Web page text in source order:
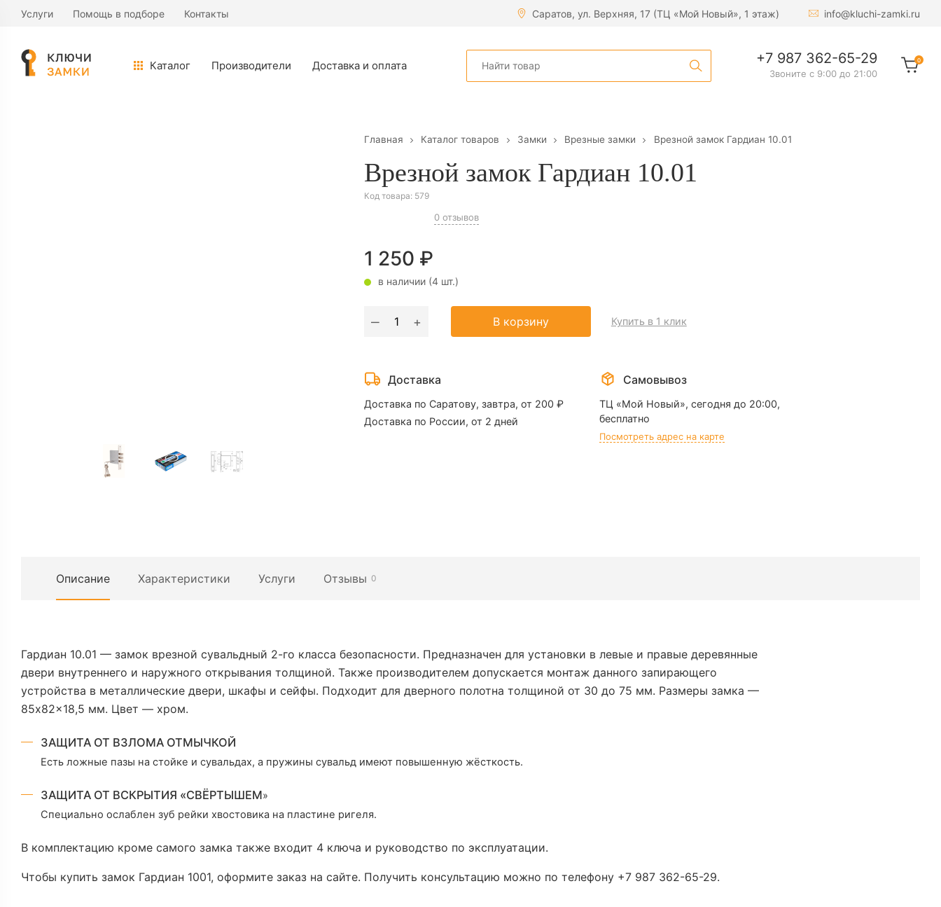
Услуги Помощь в подборе Контакты Саратов, ул. Верхняя, 17 (ТЦ «Мой Новый», 1 этаж) info@kluchi-zamki.ru
Каталог Производители Доставка и оплата +7 987 362-65-29
Звоните с 9:00 до 21:00
0
Главная Каталог товаров Замки Врезные замки Врезной замок Гардиан 10.01
Врезной замок Гардиан 10.01
Код товара: 579
0 отзывов
1 250 ₽
в наличии (4 шт.)
‒
Количество
Гардиан
+ В корзину Купить в 1 клик
Доставка
Доставка по Саратову, завтра, от 200 ₽
Доставка по России, от 2 дней
Самовывоз
ТЦ «Мой Новый», сегодня до 20:00,
бесплатно
Посмотреть адрес на карте
Описание Характеристики Услуги Отзывы 0
Гардиан 10.01 — замок врезной сувальдный 2-го класса безопасности. Предназначен для установки в левые и правые деревянные
двери внутреннего и наружного открывания толщиной. Также производителем допускается монтаж данного запирающего
устройства в металлические двери, шкафы и сейфы. Подходит для дверного полотна толщиной от 30 до 75 мм. Размеры замка —
85x82x18,5 мм. Цвет — хром.
ЗАЩИТА ОТ ВЗЛОМА ОТМЫЧКОЙ
Есть ложные пазы на стойке и сувальдах, а пружины сувальд имеют повышенную жёсткость.
ЗАЩИТА ОТ ВСКРЫТИЯ «СВЁРТЫШЕМ»
Специально ослаблен зуб рейки хвостовика на пластине ригеля.
В комплектацию кроме самого замка также входит 4 ключа и руководство по эксплуатации.
Чтобы купить замок Гардиан 1001, оформите заказ на сайте. Получить консультацию можно по телефону +7 987 362-65-29.